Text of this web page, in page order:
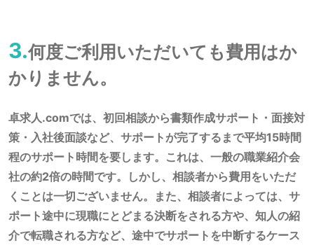
3.何度ご利用いただいても費用はか
かりません。
卓求人.comでは、初回相談から書類作成サポート・面接対
策・入社後面談など、サポートが完了するまで平均15時間
程のサポート時間を要します。これは、一般の職業紹介会
社の約2倍の時間です。しかし、相談者から費用をいただ
くことは一切ございません。また、相談者によっては、サ
ポート途中に現職にとどまる決断をされる方や、知人の紹
介で転職される方など、途中でサポートを中断するケース